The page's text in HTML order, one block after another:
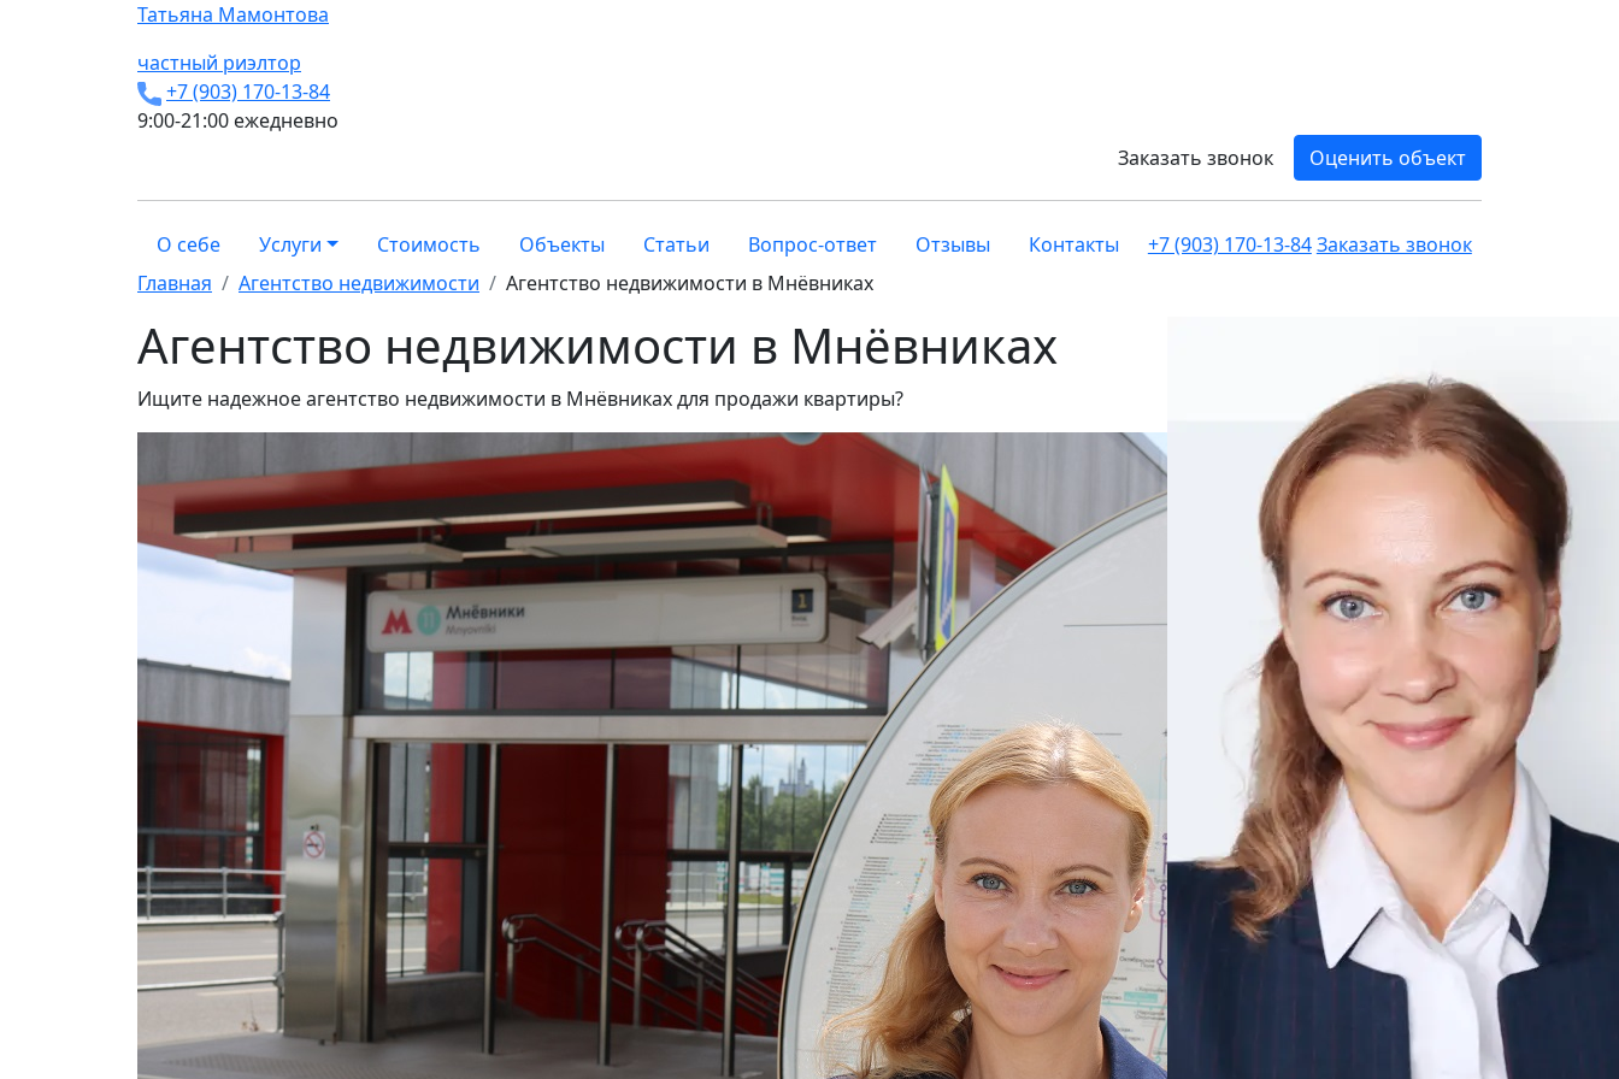
Татьяна Мамонтова
частный риэлтор
+7 (903) 170-13-84
9:00-21:00 ежедневно
Заказать звонок
Оценить объект
О себе Услуги Стоимость Объекты Статьи Вопрос-ответ Отзывы Контакты +7 (903) 170-13-84Заказать звонок
Главная
Агентство недвижимости Агентство недвижимости в Мнёвниках
Агентство недвижимости в Мнёвниках
Ищите надежное агентство недвижимости в Мнёвниках для продажи квартиры?